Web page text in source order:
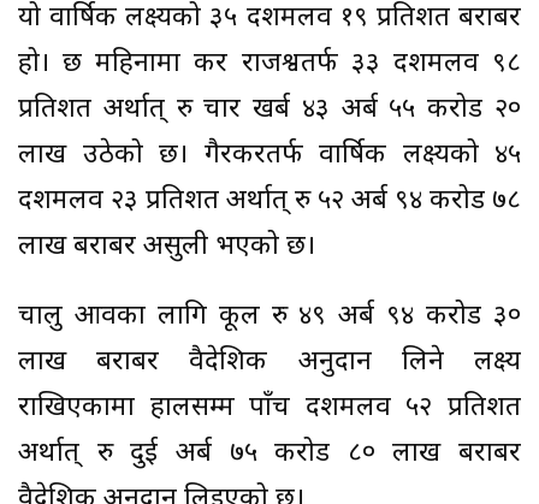
यो वार्षिक लक्ष्यको ३५ दशमलव १९ प्रतिशत बराबर
हो। छ महिनामा कर राजश्वतर्फ ३३ दशमलव ९८
प्रतिशत अर्थात् रु चार खर्ब ४३ अर्ब ५५ करोड २०
लाख उठेको छ। गैरकरतर्फ वार्षिक लक्ष्यको ४५
दशमलव २३ प्रतिशत अर्थात् रु ५२ अर्ब ९४ करोड ७८
लाख बराबर असुली भएको छ।
चालु आवका लागि कूल रु ४९ अर्ब ९४ करोड ३०
लाख बराबर वैदेशिक अनुदान लिने लक्ष्य
राखिएकामा हालसम्म पाँच दशमलव ५२ प्रतिशत
अर्थात् रु दुई अर्ब ७५ करोड ८० लाख बराबर